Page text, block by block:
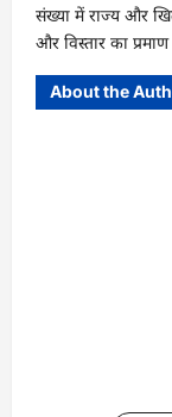
संख्या में राज्य और
और विस्तार का प्रमाण
About the